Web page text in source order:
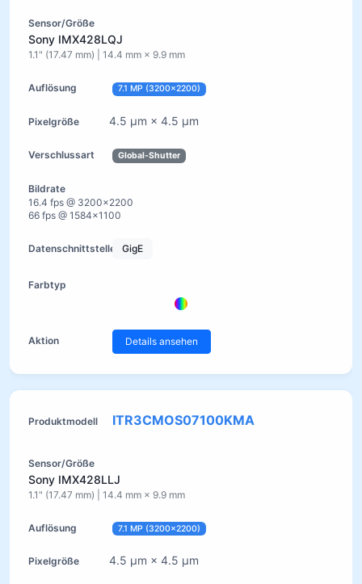
Sony IMX428LQJ
1.1" (17.47 mm) | 14.4 mm × 9.9 mm
7.1 MP (3200×2200)
4.5 µm × 4.5 µm
Global-Shutter
16.4 fps @ 3200×2200
66 fps @ 1584×1100
GigE
Details ansehen
ITR3CMOS07100KMA
Sony IMX428LLJ
1.1" (17.47 mm) | 14.4 mm × 9.9 mm
7.1 MP (3200×2200)
4.5 µm × 4.5 µm